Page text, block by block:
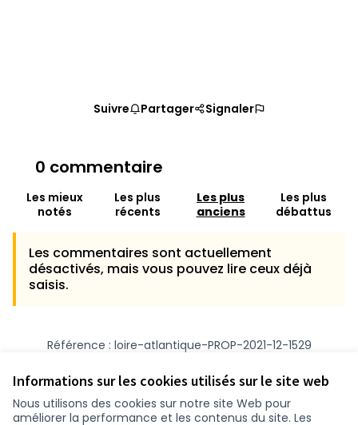
Informations sur les cookies utilisés sur le site web
Nous utilisons des cookies sur notre site Web pour
améliorer la performance et les contenus du site. Les
Suivre Partager Signaler
0 commentaire
Les mieux
notés
Les plus
récents
Les plus
anciens
Les plus
débattus
Les commentaires sont actuellement
désactivés, mais vous pouvez lire ceux déjà
saisis.
Référence : loire-atlantique-PROP-2021-12-1529
Vérifiez l'empreinte numérique
Conditions d'utilisation